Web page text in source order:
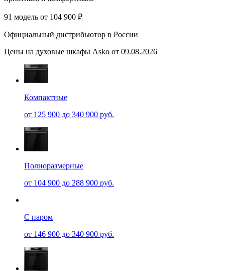
91 модель от 104 900 ₽
Официальный дистрибьютор в России
Цены на духовые шкафы Asko от 09.08.2026
Компактные
от 125 900 до 340 900 руб.
Полноразмерные
от 104 900 до 288 900 руб.
С паром
от 146 900 до 340 900 руб.